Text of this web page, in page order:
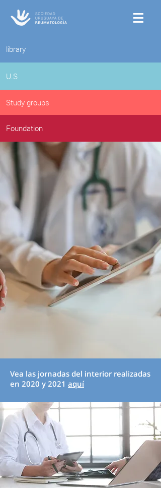
library
U.S
Study groups
Foundation
Vea las jornadas del interior realizadas
en 2020 y 2021 aquí